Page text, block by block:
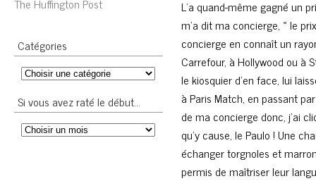
Catégories
Si vous avez raté le début…
L’a quand-même gagné un
m’a dit ma concierge, « le
concierge en connaît un
Carrefour, à Hollywood ou à
le kiosquier d’en face, lui
à Paris Match, en passant
de ma concierge donc, j’ai
qu’y cause, le Paulo ! Une
échanger torgnoles et
permis de maîtriser leur